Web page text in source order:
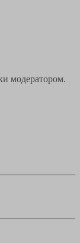
модератором.